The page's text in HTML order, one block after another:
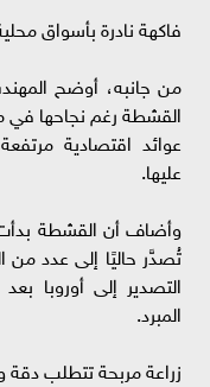
فاكهة نادرة بأسواق
من جانبه، أوضح
القشطة رغم نجاحها في
عوائد اقتصادية
عليها.
وأضاف أن القشطة بدأت
تُصدَّر حاليًا إلى عدد من
التصدير إلى أوروبا
المبرد.
زراعة مربحة تتطلب دقة